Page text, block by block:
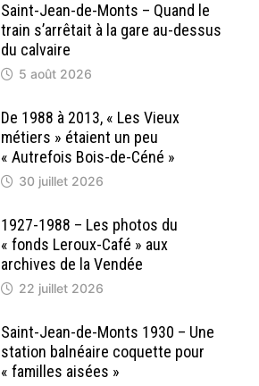
Saint-Jean-de-Monts – Quand le
train s’arrêtait à la gare au-dessus
du calvaire
5 août 2026
De 1988 à 2013, « Les Vieux
métiers » étaient un peu
« Autrefois Bois-de-Céné »
30 juillet 2026
1927-1988 – Les photos du
« fonds Leroux-Café » aux
archives de la Vendée
22 juillet 2026
Saint-Jean-de-Monts 1930 – Une
station balnéaire coquette pour
« familles aisées »